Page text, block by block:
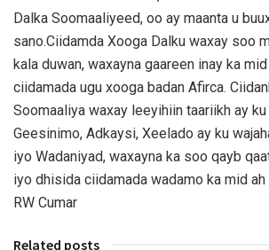
Dalka Soomaaliyeed, oo ay maanta u
sano.Ciidamda Xooga Dalku waxay soo
kala duwan, waxayna gaareen inay ka
ciidamada ugu xooga badan Afirca.
Soomaaliya waxay leeyihiin taariikh ay
Geesinimo, Adkaysi, Xeelado ay ku
iyo Wadaniyad, waxayna ka soo qayb
iyo dhisida ciidamada wadamo ka mid ah
RW Cumar
Related posts